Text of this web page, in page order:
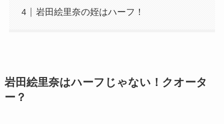
岩田絵里奈の姪はハーフ！
岩田絵里奈はハーフじゃない！クオータ
ー？